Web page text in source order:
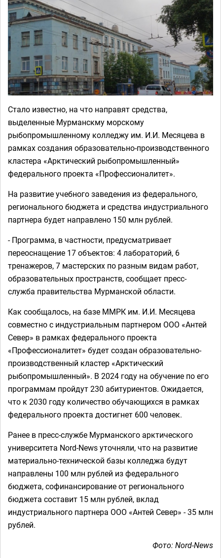
Стало известно, на что направят средства,
выделенные Мурманскму морскому
рыбопромышленному колледжу им. И.И. Месяцева в
рамках создания образовательно-производственного
кластера «Арктический рыбопромышленный»
федерального проекта «Профессионалитет».
На развитие учебного заведения из федерального,
регионального бюджета и средства индустриального
партнера будет направлено 150 млн рублей.
- Программа, в частности, предусматривает
переоснащение 17 объектов: 4 лабораторий, 6
тренажеров, 7 мастерских по разным видам работ,
образовательных пространств, сообщает пресс-
служба правительства Мурманской области.
Как сообщалось, на базе ММРК им. И.И. Месяцева
совместно с индустриальным партнером ООО «Антей
Север» в рамках федерального проекта
«Профессионалитет» будет создан образовательно-
производственный кластер «Арктический
рыбопромышленный». В 2024 году на обучение по его
программам пройдут 230 абитуриентов. Ожидается,
что к 2030 году количество обучающихся в рамках
федерального проекта достигнет 600 человек.
Ранее в пресс-службе Мурманского арктического
университета Nord-News уточняли, что на развитие
материально-технической базы колледжа будут
направлены 100 млн рублей из федерального
бюджета, софинансирование от регионального
бюджета составит 15 млн рублей, вклад
индустриального партнера ООО «Антей Север» - 35 млн
рублей.
Фото: Nord-News